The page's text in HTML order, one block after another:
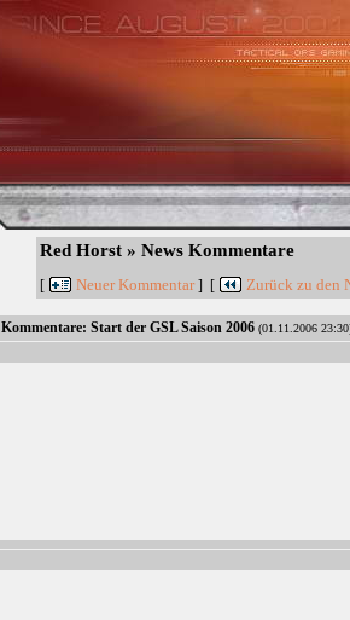
Red Horst » News Kommentare
[ Neuer Kommentar] [ Zurück zu den
Kommentare: Start der GSL Saison 2006 (01.11.2006